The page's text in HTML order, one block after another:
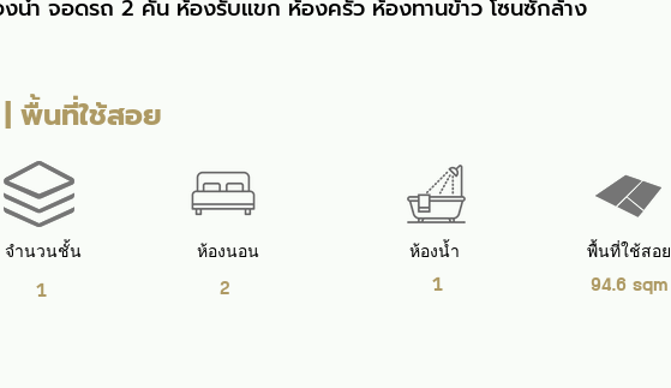
น้ำ จอดรถ 2 คัน ห้องรับแขก ห้องครัว ห้องทานข้าว โซนซักล้าง
พื้นที่ใช้สอย
จำนวนชั้น ห้องนอน ห้องน้ำ พื้นที่ใช้สอย
1 2 1 94.6 sqm